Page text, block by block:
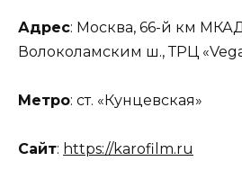
Адрес: Москва, 66-й км
Волоколамским ш., ТРЦ
Метро: ст. «Кунцевская»
Сайт: https://karofilm.ru